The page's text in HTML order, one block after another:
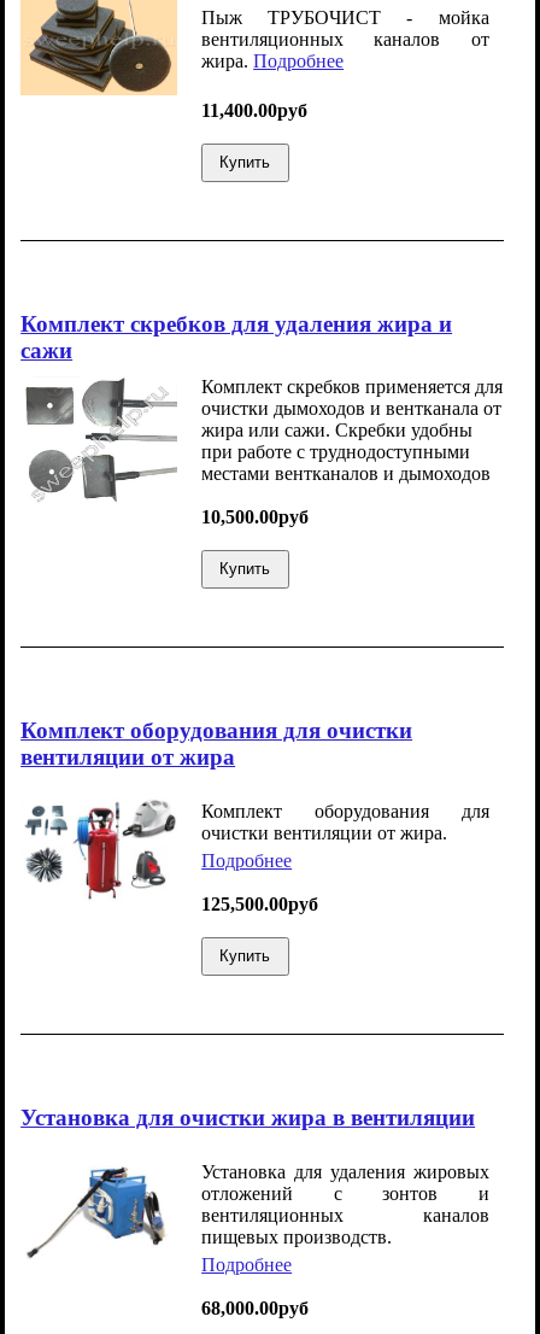
Пыж ТРУБОЧИСТ - мойка
вентиляционных каналов от
жира.Подробнее
11,400.00руб
Купить
Комплект скребков для удаления жира и
сажи
Комплект скребков применяется для
очистки дымоходов и вентканала от
жира или сажи. Скребки удобны
при работе с труднодоступными
местами вентканалов и дымоходов
10,500.00руб
Купить
Комплект оборудования для очистки
вентиляции от жира
Комплект оборудования для
очистки вентиляции от жира.
Подробнее
125,500.00руб
Купить
Установка для очистки жира в вентиляции
Установка для удаления жировых
отложений с зонтов и
вентиляционных каналов
пищевых производств.
Подробнее
68,000.00руб